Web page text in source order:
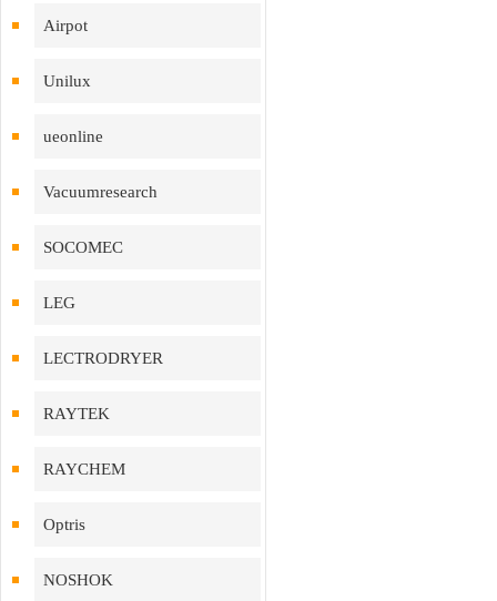
Airpot
Unilux
ueonline
Vacuumresearch
SOCOMEC
LEG
LECTRODRYER
RAYTEK
RAYCHEM
Optris
NOSHOK